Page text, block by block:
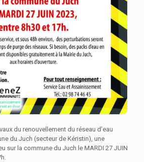
du renouvellement du réseau d’eau
du Juch (secteur de Kéristin), une
sur la commune du Juch le MARDI 27 JUIN